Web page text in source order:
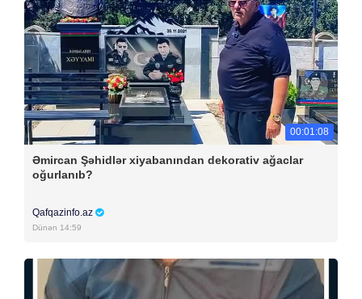
00:01:08
Əmircan Şəhidlər xiyabanından dekorativ ağaclar
oğurlanıb?
Qafqazinfo.az
Dünən 14:59